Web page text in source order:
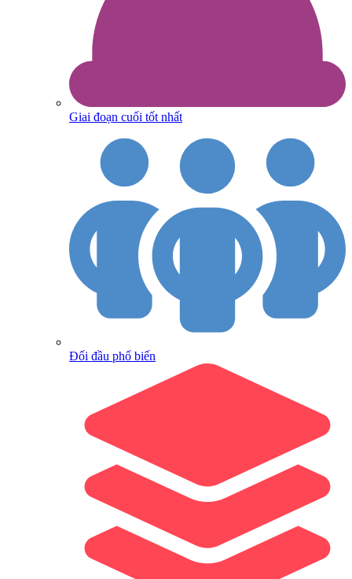
Giai đoạn cuối tốt nhất
Đối đầu phổ biến